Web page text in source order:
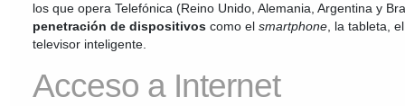
los que opera Telefónica (Reino Unido, Alemania, Argentina y
penetración de dispositivos como el smartphone , la tableta,
televisor inteligente.
Acceso a Internet